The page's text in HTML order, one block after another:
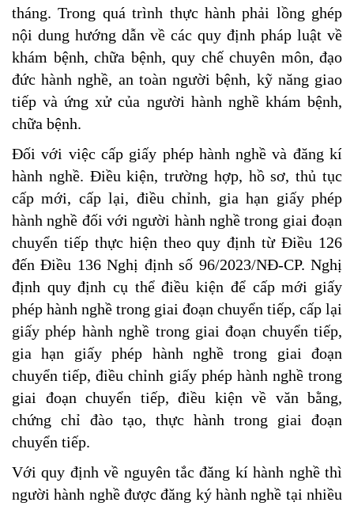
tháng. Trong quá trình thực hành phải lồng ghép
nội dung hướng dẫn về các quy định pháp luật về
khám bệnh, chữa bệnh, quy chế chuyên môn, đạo
đức hành nghề, an toàn người bệnh, kỹ năng giao
tiếp và ứng xử của người hành nghề khám bệnh,
chữa bệnh.
Đối với việc cấp giấy phép hành nghề và đăng kí
hành nghề. Điều kiện, trường hợp, hồ sơ, thủ tục
cấp mới, cấp lại, điều chỉnh, gia hạn giấy phép
hành nghề đối với người hành nghề trong giai đoạn
chuyển tiếp thực hiện theo quy định từ Điều 126
đến Điều 136 Nghị định số 96/2023/NĐ-CP. Nghị
định quy định cụ thể điều kiện để cấp mới giấy
phép hành nghề trong giai đoạn chuyển tiếp, cấp lại
giấy phép hành nghề trong giai đoạn chuyển tiếp,
gia hạn giấy phép hành nghề trong giai đoạn
chuyển tiếp, điều chỉnh giấy phép hành nghề trong
giai đoạn chuyển tiếp, điều kiện về văn bằng,
chứng chỉ đào tạo, thực hành trong giai đoạn
chuyển tiếp.
Với quy định về nguyên tắc đăng kí hành nghề thì
người hành nghề được đăng ký hành nghề tại nhiều